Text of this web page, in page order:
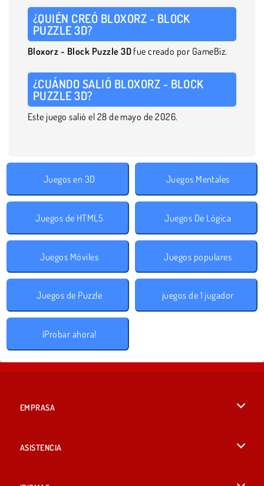
¿QUIÉN CREÓ BLOXORZ - BLOCK
PUZZLE 3D?
Bloxorz - Block Puzzle 3D fue creado por GameBiz.
¿CUÁNDO SALIÓ BLOXORZ - BLOCK
PUZZLE 3D?
Este juego salió el 28 de mayo de 2026.
Juegos en 3D Juegos Mentales
Juegos de HTML5 Juegos De Lógica
Juegos Móviles Juegos populares
Juegos de Puzzle juegos de 1 jugador
¡Probar ahora!
EMPRASA
ASISTENCIA